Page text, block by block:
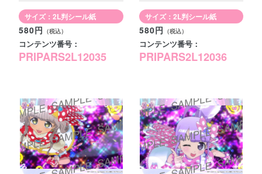
サイズ：2L判シール紙
580円
コンテンツ番号：
PRIPARS2L12035
サイズ：2L判シール紙
580円
コンテンツ番号：
PRIPARS2L12036